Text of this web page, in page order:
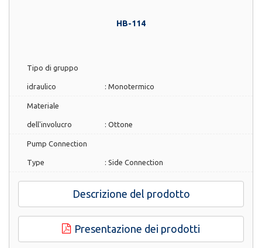
HB-114
Tipo di gruppo
idraulico : Monotermico
Materiale
dell'involucro : Ottone
Pump Connection
Type : Side Connection
Descrizione del prodotto
Presentazione dei prodotti